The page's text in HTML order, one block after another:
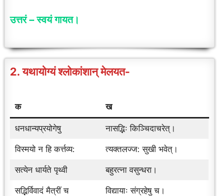
उत्तरं – स्वयंगायत।
2. यथायोग्यं श्लोकांशान् मेलयत-
क ख
धनधान्यप्रयोगेषु नासद्भिः किञ्चिदाचरेत्।
विस्मयो न हि कर्त्तव्य: त्यक्तलज्ज: सुखी भवेत्।
सत्येन धार्यते पृथ्वी बहुरत्ना वसुन्धरा।
सद्भिर्विवादं मैत्रीं च विद्यायाः संग्रहेषु च।